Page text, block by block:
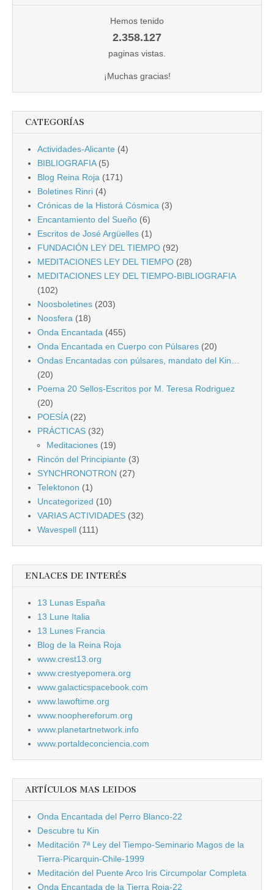
Hemos tenido
2.358.127
paginas vistas.
¡Muchas gracias!
CATEGORÍAS
Actividades-Alicante (4)
BIBLIOGRAFIA(5)
Blog Reina Roja (171)
Boletines Rinri (4)
Crónicas de la Historá Cósmica (3)
Encantamiento del Sueño (6)
Escritos de José Argüelles (1)
FUNDACIÓN LEY DEL TIEMPO (92)
MEDITACIONES LEY DEL TIEMPO (28)
MEDITACIONES LEY DEL TIEMPO-BIBLIOGRAFIA
(102)
Noosboletines (203)
Noosfera (18)
Onda Encantada (455)
Onda Encantada en Cuerpo con Púlsares (20)
Ondas Encantadas con púlsares, mandato del Kin…
(20)
Poema 20 Sellos-Escritos por M. Teresa Rodriguez
(20)
POESÍA(22)
PRÁCTICAS (32)
Meditaciones (19)
Rincón del Principiante (3)
SYNCHRONOTRON (27)
Telektonon (1)
Uncategorized (10)
VARIAS ACTIVIDADES (32)
Wavespell (111)
ENLACES DE INTERÉS
13 Lunas España
13 Lune Italia
13 Lunes Francia
Blog de la Reina Roja
www.crest13.org
www.crestyepomera.org
www.galacticspacebook.com
www.lawoftime.org
www.noophereforum.org
www.planetartnetwork.info
www.portaldeconciencia.com
ARTÍCULOS MAS LEIDOS
Onda Encantada del Perro Blanco-22
Descubre tu Kin
Meditación 7ª Ley del Tiempo-Seminario Magos de la
Tierra-Picarquin-Chile-1999
Meditación del Puente Arco Iris Circumpolar Completa
Onda Encantada de la Tierra Roja-22